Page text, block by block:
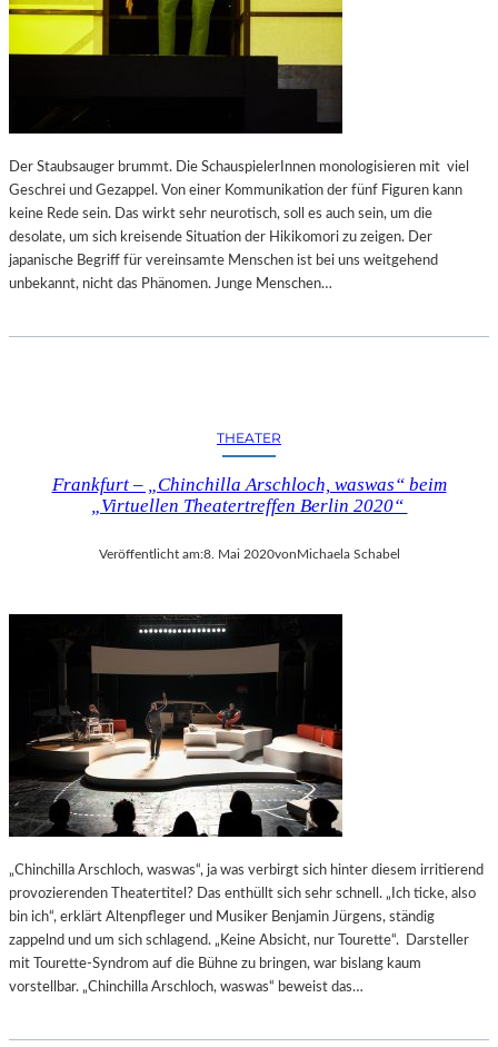
Der Staubsauger brummt. Die SchauspielerInnen monologisieren mit viel
Geschrei und Gezappel. Von einer Kommunikation der fünf Figuren kann
keine Rede sein. Das wirkt sehr neurotisch, soll es auch sein, um die
desolate, um sich kreisende Situation der Hikikomori zu zeigen. Der
japanische Begriff für vereinsamte Menschen ist bei uns weitgehend
unbekannt, nicht das Phänomen. Junge Menschen…
THEATER
Frankfurt – „Chinchilla Arschloch, waswas“ beim
„Virtuellen Theatertreffen Berlin 2020“
Veröffentlicht am:8. Mai 2020vonMichaela Schabel
„Chinchilla Arschloch, waswas“, ja was verbirgt sich hinter diesem irritierend
provozierenden Theatertitel? Das enthüllt sich sehr schnell. „Ich ticke, also
bin ich“, erklärt Altenpfleger und Musiker Benjamin Jürgens, ständig
zappelnd und um sich schlagend. „Keine Absicht, nur Tourette“. Darsteller
mit Tourette-Syndrom auf die Bühne zu bringen, war bislang kaum
vorstellbar. „Chinchilla Arschloch, waswas“ beweist das…